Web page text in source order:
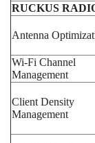
RUCKUS
Antenna
Wi-Fi Channel
Management
Client Density
Management